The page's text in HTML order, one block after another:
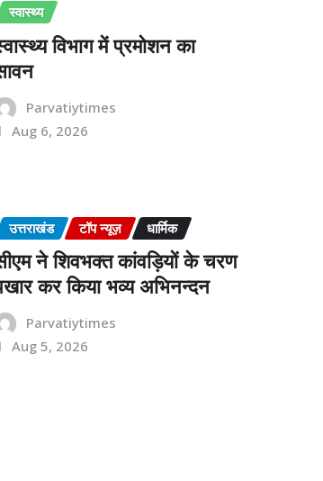
स्वास्थ्य
विभाग में प्रमोशन का
Parvatiytimes
Aug 6, 2026
उत्तराखंड टॉप न्यूज़ धार्मिक
ने शिवभक्त कांवड़ियों के चरण
कर किया भव्य अभिनन्दन
Parvatiytimes
Aug 5, 2026